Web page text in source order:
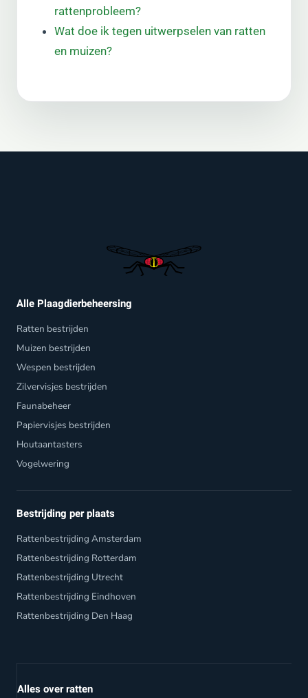
rattenprobleem?
Wat doe ik tegen uitwerpselen van ratten
en muizen?
Alle Plaagdierbeheersing
Ratten bestrijden
Muizen bestrijden
Wespen bestrijden
Zilvervisjes bestrijden
Faunabeheer
Papiervisjes bestrijden
Houtaantasters
Vogelwering
Bestrijding per plaats
Rattenbestrijding Amsterdam
Rattenbestrijding Rotterdam
Rattenbestrijding Utrecht
Rattenbestrijding Eindhoven
Rattenbestrijding Den Haag
Alles over ratten